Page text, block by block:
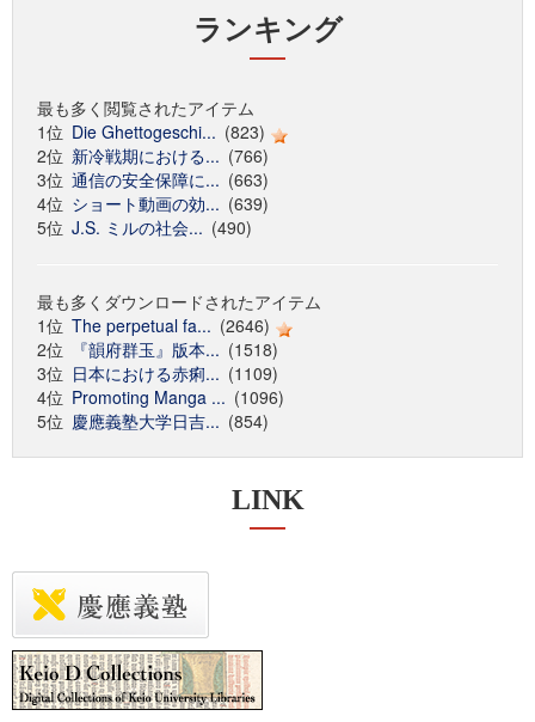
ランキング
最も多く閲覧されたアイテム
1位 Die Ghettogeschi... (823)
2位 新冷戦期における... (766)
3位 通信の安全保障に... (663)
4位 ショート動画の効... (639)
5位 J.S. ミルの社会... (490)
最も多くダウンロードされたアイテム
1位 The perpetual fa... (2646)
2位
『韻府群玉』版本... (1518)
3位 日本における赤痢... (1109)
4位 Promoting Manga ... (1096)
5位 慶應義塾大学日吉... (854)
LINK